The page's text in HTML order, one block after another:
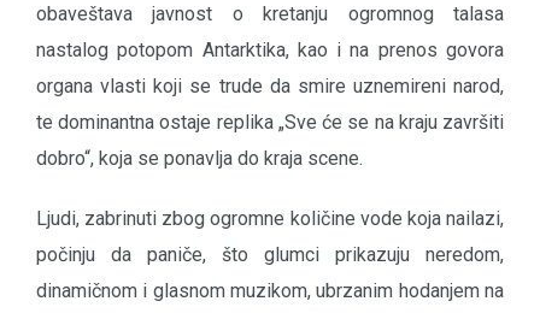
obaveštava javnost o kretanju ogromnog talasa
nastalog potopom Antarktika, kao i na prenos govora
organa vlasti koji se trude da smire uznemireni narod,
te dominantna ostaje replika „Sve će se na kraju završiti
dobro“, koja se ponavlja do kraja scene.
Ljudi, zabrinuti zbog ogromne količine vode koja nailazi,
počinju da paniče, što glumci prikazuju neredom,
dinamičnom i glasnom muzikom, ubrzanim hodanjem na